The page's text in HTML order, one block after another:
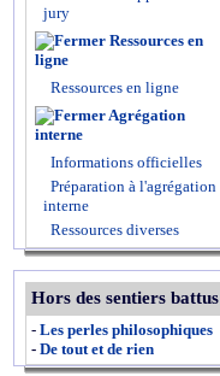
jury
Ressources en
ligne
Ressources en ligne
Agrégation
interne
Informations officielles
Préparation à l'agrégation
interne
Ressources diverses
Hors des sentiers battus
- Les perles philosophiques
- De tout et de rien